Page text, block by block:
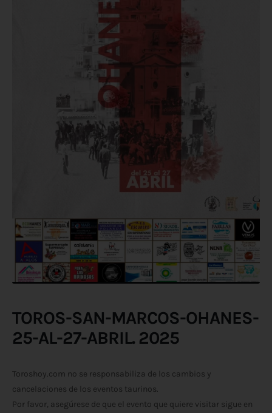
TOROS-SAN-MARCOS-OHANES-
25-AL-27-ABRIL. 2025
Toroshoy.com no se responsabiliza de los cambios y
cancelaciones de los eventos taurinos.
Por favor, asegúrese de que el evento que quiere visitar sigue en